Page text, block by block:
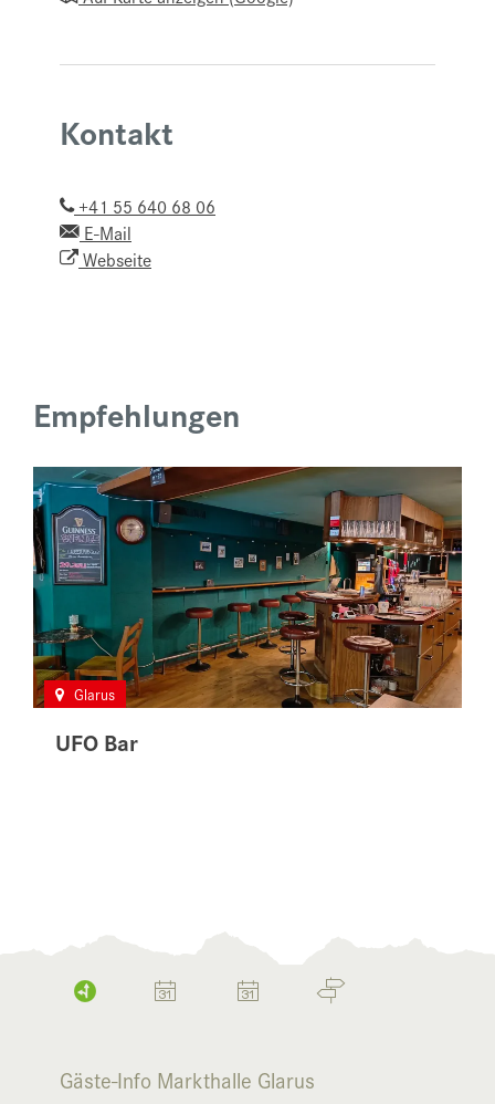
Kontakt
+41 55 640 68 06
E-Mail
Webseite
Empfehlungen
UFO Bar
Glarus
Gäste-Info Markthalle Glarus